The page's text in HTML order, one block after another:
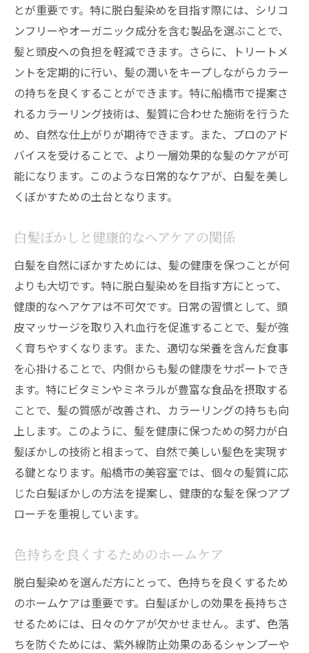
とが重要です。特に脱白髪染めを目指す際には、シリコ
ンフリーやオーガニック成分を含む製品を選ぶことで、
髪と頭皮への負担を軽減できます。さらに、トリートメ
ントを定期的に行い、髪の潤いをキープしながらカラー
の持ちを良くすることができます。特に船橋市で提案さ
れるカラーリング技術は、髪質に合わせた施術を行うた
め、自然な仕上がりが期待できます。また、プロのアド
バイスを受けることで、より一層効果的な髪のケアが可
能になります。このような日常的なケアが、白髪を美し
くぼかすための土台となります。
白髪ぼかしと健康的なヘアケアの関係
白髪を自然にぼかすためには、髪の健康を保つことが何
よりも大切です。特に脱白髪染めを目指す方にとって、
健康的なヘアケアは不可欠です。日常の習慣として、頭
皮マッサージを取り入れ血行を促進することで、髪が強
く育ちやすくなります。また、適切な栄養を含んだ食事
を心掛けることで、内側からも髪の健康をサポートでき
ます。特にビタミンやミネラルが豊富な食品を摂取する
ことで、髪の質感が改善され、カラーリングの持ちも向
上します。このように、髪を健康に保つための努力が白
髪ぼかしの技術と相まって、自然で美しい髪色を実現す
る鍵となります。船橋市の美容室では、個々の髪質に応
じた白髪ぼかしの方法を提案し、健康的な髪を保つアプ
ローチを重視しています。
色持ちを良くするためのホームケア
脱白髪染めを選んだ方にとって、色持ちを良くするため
のホームケアは重要です。白髪ぼかしの効果を長持ちさ
せるためには、日々のケアが欠かせません。まず、色落
ちを防ぐためには、紫外線防止効果のあるシャンプーや